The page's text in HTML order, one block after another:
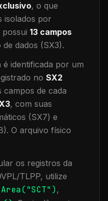
, o que
isolados por
possui 13 campos
dados (SX3).
identificada por um
no SX2
campos de cada
, com suas
(SX7) e
O arquivo físico
os registros da
TLPP, utilize
SCT"),